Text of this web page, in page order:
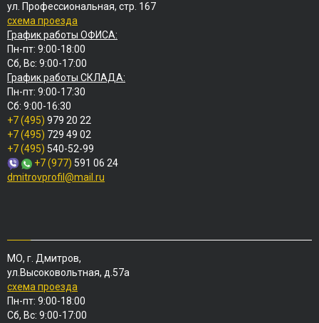
ул. Профессиональная, стр. 167
схема проезда
График работы ОФИСА:
Пн-пт: 9:00-18:00
Сб, Вс: 9:00-17:00
График работы СКЛАДА:
Пн-пт: 9:00-17:30
Сб: 9:00-16:30
+7 (495) 979 20 22
+7 (495) 729 49 02
+7 (495) 540-52-99
+7 (977) 591 06 24
dmitrovprofil@mail.ru
МО, г. Дмитров,
ул.Высоковольтная, д.57а
схема проезда
Пн-пт: 9:00-18:00
Сб, Вс: 9:00-17:00